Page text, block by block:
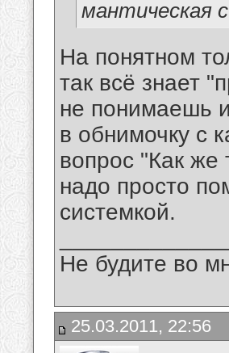
мантическая
На понятном
так всё знает
не понимаешь
в обнимочку с
вопрос "Как же
надо просто
системкой.
Не будите во
25.03.2011, 22:56